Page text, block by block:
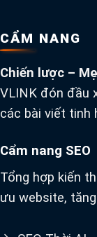
CẨM NANG
Chiến lược –
VLINK đón đầu
các bài viết tinh
Cẩm nang SEO
Tổng hợp kiến
ưu website,